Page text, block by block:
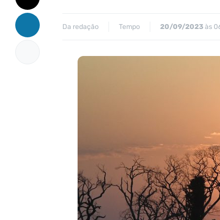
Da redação Tempo 20/09/2023às